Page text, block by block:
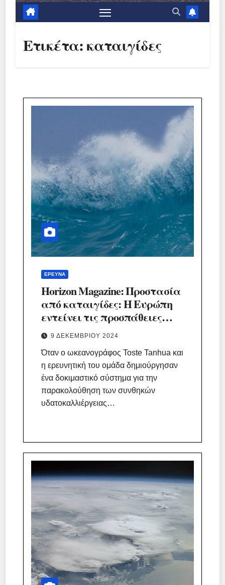
Ετικέτα:καταιγίδες
ΈΡΕΥΝΑ
Horizon Magazine: Προστασία
από καταιγίδες: Η Ευρώπη
εντείνει τις προσπάθειες
παρακολούθησης των
θαλασσών.
9 ΔΕΚΕΜΒΡΊΟΥ 2024
Όταν ο ωκεανογράφος Toste Tanhua και
η ερευνητική του ομάδα δημιούργησαν
ένα δοκιμαστικό σύστημα για την
παρακολούθηση των συνθηκών
υδατοκαλλιέργειας…